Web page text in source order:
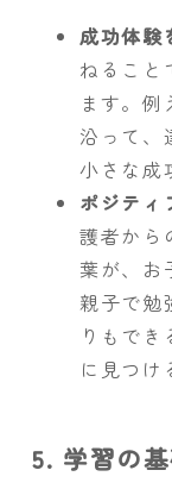
成功体験
ねること
ます。
沿って、
小さな成
ポジティ
護者から
葉が、お
親子で勉
りもで
に見つけ
5. 学習の